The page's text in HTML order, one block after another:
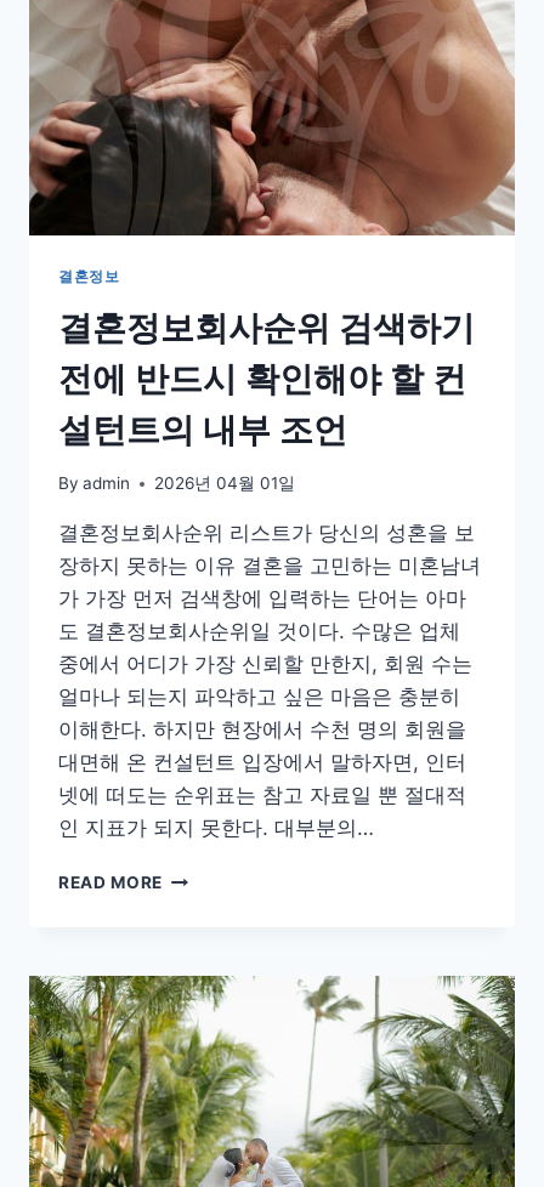
로
는
결
혼
자
의
함
정
과
혼
략
결혼정보
결혼정보회사순위 검색하기
전에 반드시 확인해야 할 컨
설턴트의 내부 조언
By admin 2026년 04월 01일
결혼정보회사순위 리스트가 당신의 성혼을 보
장하지 못하는 이유 결혼을 고민하는 미혼남녀
가 가장 먼저 검색창에 입력하는 단어는 아마
도 결혼정보회사순위일 것이다. 수많은 업체
중에서 어디가 가장 신뢰할 만한지, 회원 수는
얼마나 되는지 파악하고 싶은 마음은 충분히
이해한다. 하지만 현장에서 수천 명의 회원을
대면해 온 컨설턴트 입장에서 말하자면, 인터
넷에 떠도는 순위표는 참고 자료일 뿐 절대적
인 지표가 되지 못한다. 대부분의…
READ MORE 결
회
사
순
위
검
색
하
기
전